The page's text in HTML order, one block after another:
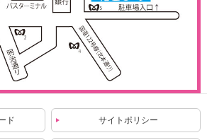
ド サイトポリシー